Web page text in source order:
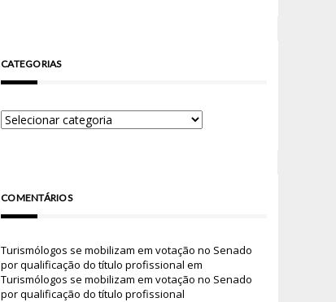
CATEGORIAS
COMENTÁRIOS
Turismólogos se mobilizam em votação no Senado
por qualificação do título profissional em
Turismólogos se mobilizam em votação no Senado
por qualificação do título profissional